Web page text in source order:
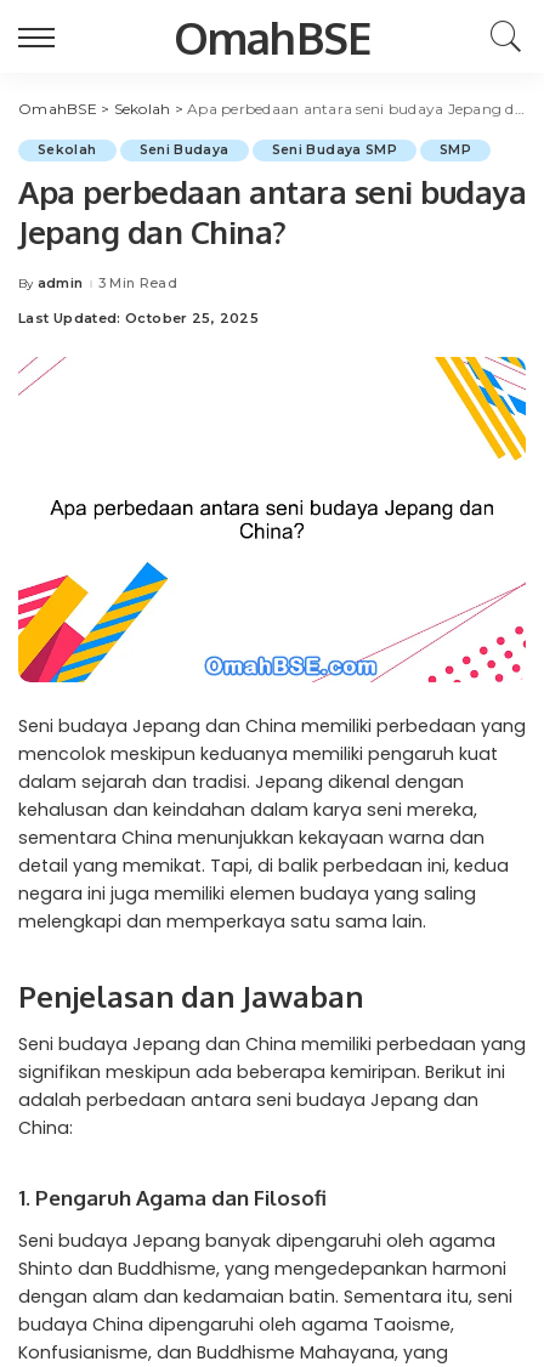
OmahBSE
OmahBSE > Sekolah >Apa perbedaan antara seni budaya Jepang dan China?
Sekolah Seni Budaya Seni Budaya SMP SMP
Apa perbedaan antara seni budaya
Jepang dan China?
Posted
By admin 3 Min Read
Last Updated: October 25, 2025
Seni budaya Jepang dan China memiliki perbedaan yang
mencolok meskipun keduanya memiliki pengaruh kuat
dalam sejarah dan tradisi. Jepang dikenal dengan
kehalusan dan keindahan dalam karya seni mereka,
sementara China menunjukkan kekayaan warna dan
detail yang memikat. Tapi, di balik perbedaan ini, kedua
negara ini juga memiliki elemen budaya yang saling
melengkapi dan memperkaya satu sama lain.
Penjelasan dan Jawaban
Seni budaya Jepang dan China memiliki perbedaan yang
signifikan meskipun ada beberapa kemiripan. Berikut ini
adalah perbedaan antara seni budaya Jepang dan
China:
1. Pengaruh Agama dan Filosofi
Seni budaya Jepang banyak dipengaruhi oleh agama
Shinto dan Buddhisme, yang mengedepankan harmoni
dengan alam dan kedamaian batin. Sementara itu, seni
budaya China dipengaruhi oleh agama Taoisme,
Konfusianisme, dan Buddhisme Mahayana, yang